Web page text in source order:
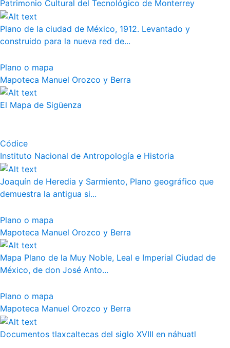
Patrimonio Cultural del Tecnológico de Monterrey
Plano de la ciudad de México, 1912. Levantado y
construido para la nueva red de...
Plano o mapa
Mapoteca Manuel Orozco y Berra
El Mapa de Sigüenza
Códice
Instituto Nacional de Antropología e Historia
Joaquín de Heredia y Sarmiento, Plano geográfico que
demuestra la antigua si...
Plano o mapa
Mapoteca Manuel Orozco y Berra
Mapa Plano de la Muy Noble, Leal e Imperial Ciudad de
México, de don José Anto...
Plano o mapa
Mapoteca Manuel Orozco y Berra
Documentos tlaxcaltecas del siglo XVIII en náhuatl